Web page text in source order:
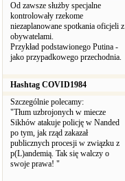
Od zawsze służby specjalne
kontrolowały rzekome
niezaplanowane spotkania oficjeli z
obywatelami.
Przykład podstawionego Putina -
jako przypadkowego przechodnia.
Hashtag COVID1984
Szczególnie polecamy:
"Tłum uzbrojonych w miecze
Sikhów atakuje policję w Nanded
po tym, jak rząd zakazał
publicznych procesji w związku z
p(L)andemią. Tak się walczy o
swoje prawa! "